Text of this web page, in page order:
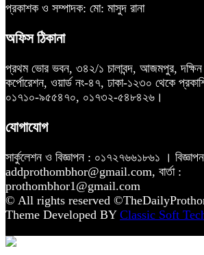
প্রকাশক ও সম্পাদক: মো: মাসুদ রানা
অফিস ঠিকানা
প্রথম ভোর ভবন, ৩৪২/১ চালাবন্দ, আজমপুর, দক্ষিন
কর্পোরেশন, ওয়ার্ড নং-৪৭, ঢাকা-১২৩০ থেকে
০১৭১০-৯৫৫৪৭০, ০১৭৩২-৫৪৮৪২৬।
যোগাযোগ
সার্কুলেশন ও বিজ্ঞাপন : ০১৭২৭৬৬১৮৬১ ।
addprothombhor@gmail.com, বার্তা :
prothombhor1@gmail.com
© All rights reserved
Theme Developed BY Classic Soft